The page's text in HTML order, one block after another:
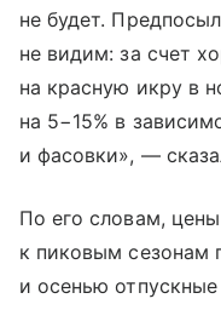
не будет.
не видим: за счет
на красную икру в
на 5−15% в
и фасовки», —
По его словам,
к пиковым сезонам
и осенью